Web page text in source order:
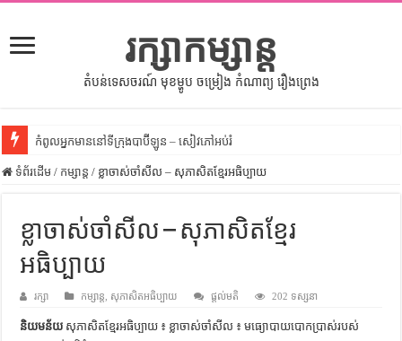
រក្សាកម្សាន្ត
តំបន់ទេសចរណ៍ មុខម្ហូប ចម្រៀង កំណាព្យ រឿងព្រេង
កំពូលអ្នកមាននៅទីក្រុងបាប៊ីឡូន – សៀវភៅអប់រំ
សីលធម៌នៅក្នុងសង្គមខ្មែរ – សៀវភៅចំណេះដឹងទូទៅ
ទំលៀមទម្លាប់ប្រពៃណីជនជាតិចិន – សៀវភៅចំណេះដឹងទូទៅ
ដើមកំណើតអង្គរ – សៀវភៅចំណេះដឹងទូទៅ
ដើមកំណើតជនជាតិខ្មែរ – អត្ថបទស្រាវជ្រាវ
ទំនាក់ទំនងកម្ពុជានិងចិន – សៀវភៅចំណេះដឹងទូទៅ
ទំព័រដើម / កម្សាន្ត / ខ្លាចាស់ចាំសីល – សុភាសិតខ្មែរអធិប្បាយ
ខ្លាចាស់ចាំសីល – សុភាសិតខ្មែរ
អធិប្បាយ
រក្សា កម្សាន្ត សុភាសិតអធិប្បាយ ផ្តល់មតិ 202 ទស្សនា
និយមន័យ សុភាសិតខ្មែរអធិប្បាយ ៖ ខ្លាចាស់ចាំសីល ៖ មធ្យោបាយ​បោក​ប្រាស់​របស់​